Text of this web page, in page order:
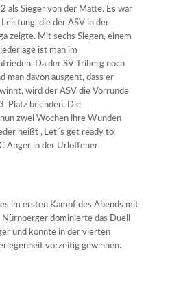
als Sieger von der Matte. Es war
die der ASV in der
zeigte. Mit sechs Siegen, einem
ist man im
Da der SV Triberg noch
man davon ausgeht, dass er
wird der ASV die Vorrunde
Platz beenden. Die
zwei Wochen ihre Wunden
heißt „Let´s get ready to
Anger in der Urloffener
im ersten Kampf des Abends mit
dominierte das Duell
und konnte in der vierten
vorzeitig gewinnen.